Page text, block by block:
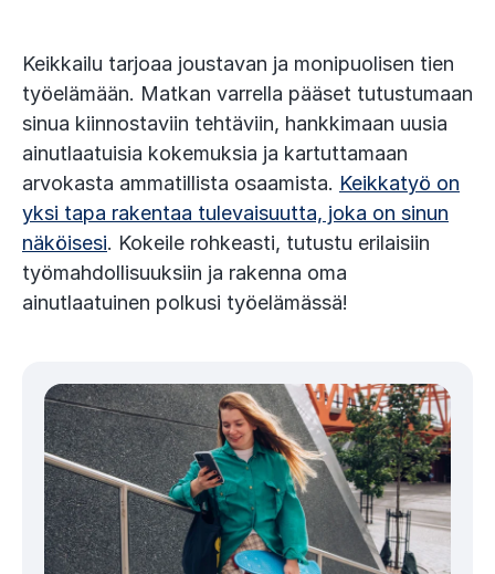
Keikkailu tarjoaa joustavan ja monipuolisen tien
työelämään. Matkan varrella pääset tutustumaan
sinua kiinnostaviin tehtäviin, hankkimaan uusia
ainutlaatuisia kokemuksia ja kartuttamaan
arvokasta ammatillista osaamista. Keikkatyö on
yksi tapa rakentaa tulevaisuutta, joka on sinun
näköisesi. Kokeile rohkeasti, tutustu erilaisiin
työmahdollisuuksiin ja rakenna oma
ainutlaatuinen polkusi työelämässä!